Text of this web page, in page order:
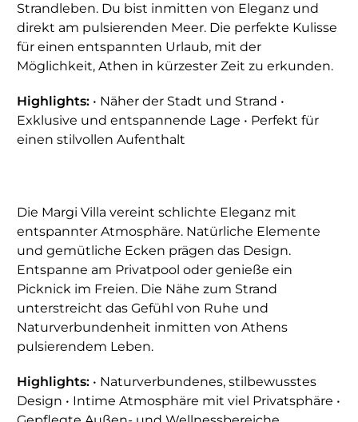
Strandleben. Du bist inmitten von Eleganz und
direkt am pulsierenden Meer. Die perfekte Kulisse
für einen entspannten Urlaub, mit der
Möglichkeit, Athen in kürzester Zeit zu erkunden.
Highlights: • Näher der Stadt und Strand •
Exklusive und entspannende Lage • Perfekt für
einen stilvollen Aufenthalt
Die Margi Villa vereint schlichte Eleganz mit
entspannter Atmosphäre. Natürliche Elemente
und gemütliche Ecken prägen das Design.
Entspanne am Privatpool oder genieße ein
Picknick im Freien. Die Nähe zum Strand
unterstreicht das Gefühl von Ruhe und
Naturverbundenheit inmitten von Athens
pulsierendem Leben.
Highlights: • Naturverbundenes, stilbewusstes
Design • Intime Atmosphäre mit viel Privatsphäre •